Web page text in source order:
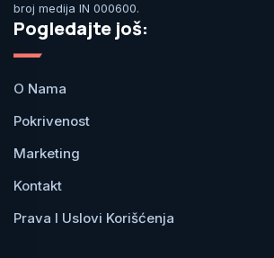
broj medija IN 000600.
Pogledajte još:
O Nama
Pokrivenost
Marketing
Kontakt
Prava I Uslovi Korišćenja